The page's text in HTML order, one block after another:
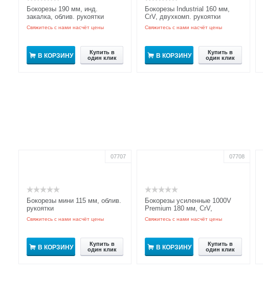
Бокорезы 190 мм, инд.
закалка, облив. рукоятки
Свяжитесь с нами насчёт цены
В КОРЗИНУ
Купить в
один клик
Бокорезы Industrial 160 мм,
CrV, двухкомп. рукоятки
Свяжитесь с нами насчёт цены
В КОРЗИНУ
Купить в
один клик
07707
Бокорезы мини 115 мм, облив.
рукоятки
Свяжитесь с нами насчёт цены
В КОРЗИНУ
Купить в
один клик
07708
Бокорезы усиленные 1000V
Premium 180 мм, CrV,
двухкомп. рукоятки
Свяжитесь с нами насчёт цены
В КОРЗИНУ
Купить в
один клик